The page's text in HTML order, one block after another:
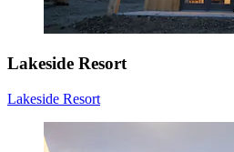
Lakeside Resort
Lakeside Resort